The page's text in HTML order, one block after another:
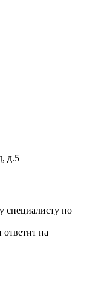
д.5
специалисту по
ответит на